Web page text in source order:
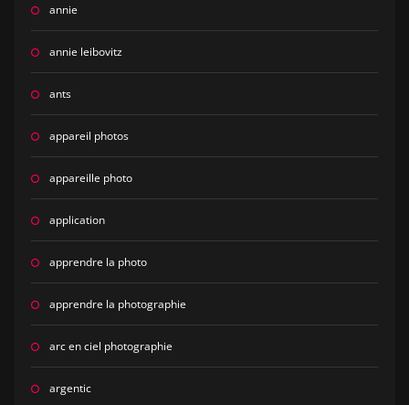
annie
annie leibovitz
ants
appareil photos
appareille photo
application
apprendre la photo
apprendre la photographie
arc en ciel photographie
argentic